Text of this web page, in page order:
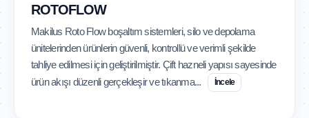
ROTOFLOW
Makilus Roto Flow boşaltım sistemleri, silo ve depolama
ünitelerinden ürünlerin güvenli, kontrollü ve verimli şekilde
tahliye edilmesi için geliştirilmiştir. Çift hazneli yapısı sayesinde
ürün akışı düzenli gerçekleşir ve tıkanma...
İncele